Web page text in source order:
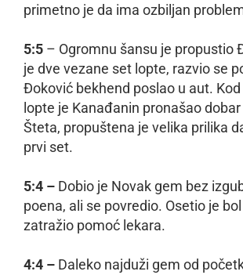
primetno je da ima ozbiljan
5:5 – Ogromnu šansu je propustio
je dve vezane set lopte, razvio se
Đoković bekhend poslao u aut.
lopte je Kanađanin pronašao
Šteta, propuštena je velika prilika
prvi set.
5:4 – Dobio je Novak gem bez
poena, ali se povredio. Osetio je
zatražio pomoć lekara.
4:4 – Daleko najduži gem od